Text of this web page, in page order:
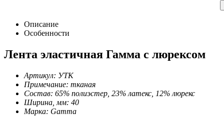
Описание
Особенности
Лента эластичная Гамма с люрексом
Артикул: УТК
Примечание: тканая
Состав: 65% полиэстер, 23% латекс, 12% люрекс
Ширина, мм: 40
Марка: Gamma